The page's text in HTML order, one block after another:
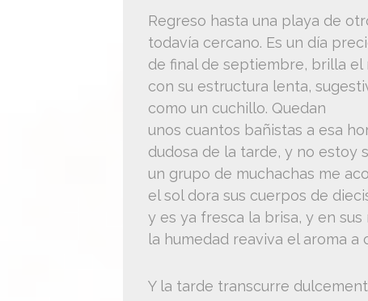
Regreso hasta una playa de
todavía cercano. Es un día
de final de septiembre, brilla el
con su estructura lenta,
como un cuchillo. Quedan
unos cuantos bañistas a esa
dudosa de la tarde, y no estoy
un grupo de muchachas me
el sol dora sus cuerpos de
y es ya fresca la brisa, y en sus
la humedad reaviva el aroma a
Y la tarde transcurre